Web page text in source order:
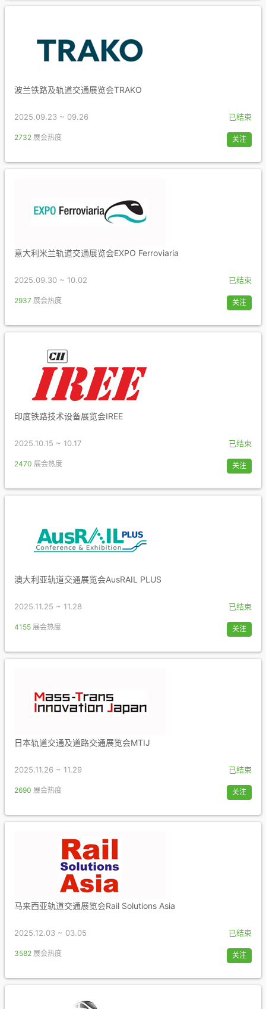
波兰铁路及轨道交通展览会TRAKO
2025.09.23 ~ 09.26 已结束
2732 展会热度 关注
意大利米兰轨道交通展览会EXPO Ferroviaria
2025.09.30 ~ 10.02 已结束
2937 展会热度 关注
印度铁路技术设备展览会IREE
2025.10.15 ~ 10.17 已结束
2470 展会热度 关注
澳大利亚轨道交通展览会AusRAIL PLUS
2025.11.25 ~ 11.28 已结束
4155 展会热度 关注
日本轨道交通及道路交通展览会MTIJ
2025.11.26 ~ 11.29 已结束
2690 展会热度 关注
马来西亚轨道交通展览会Rail Solutions Asia
2025.12.03 ~ 03.05 已结束
3582 展会热度 关注